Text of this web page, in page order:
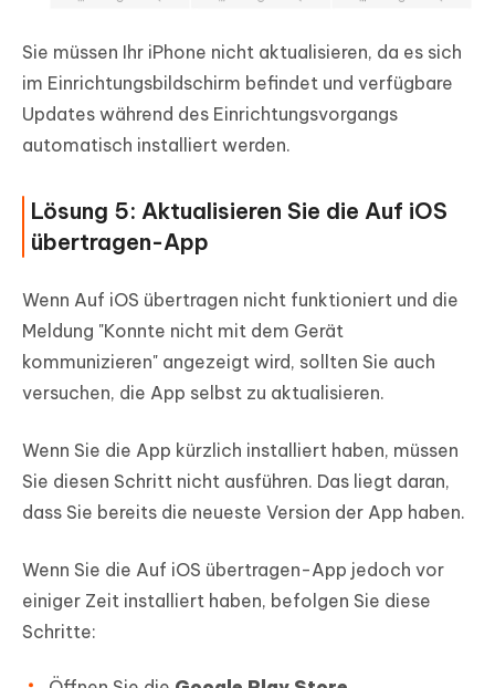
Sie müssen Ihr iPhone nicht aktualisieren, da es sich
im Einrichtungsbildschirm befindet und verfügbare
Updates während des Einrichtungsvorgangs
automatisch installiert werden.
Lösung 5: Aktualisieren Sie die Auf iOS
übertragen-App
Wenn Auf iOS übertragen nicht funktioniert und die
Meldung "Konnte nicht mit dem Gerät
kommunizieren" angezeigt wird, sollten Sie auch
versuchen, die App selbst zu aktualisieren.
Wenn Sie die App kürzlich installiert haben, müssen
Sie diesen Schritt nicht ausführen. Das liegt daran,
dass Sie bereits die neueste Version der App haben.
Wenn Sie die Auf iOS übertragen-App jedoch vor
einiger Zeit installiert haben, befolgen Sie diese
Schritte: